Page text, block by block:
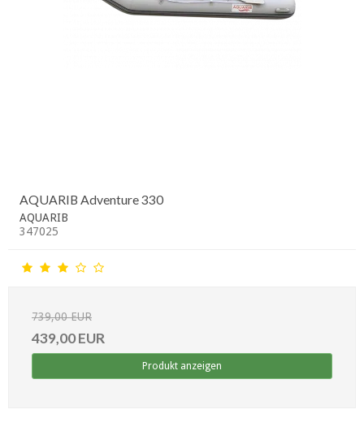
AQUARIB Adventure 330
AQUARIB
347025
739,00 EUR
439,00 EUR
Produkt anzeigen